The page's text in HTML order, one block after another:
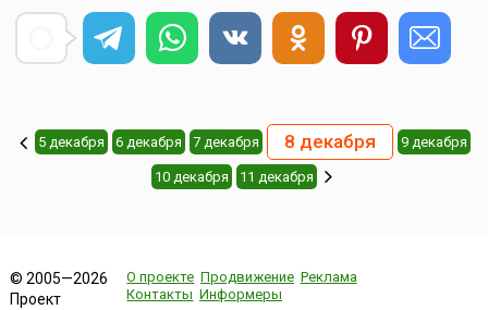
5 декабря 6 декабря 7 декабря 8 декабря 9 декабря
10 декабря 11 декабря
© 2005—2026
Проект
О проекте Продвижение Реклама
Контакты Информеры